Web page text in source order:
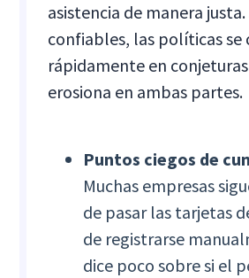
asistencia de manera
confiables, las políticas se
rápidamente en
erosiona en ambas partes.
Puntos ciegos de
Muchas empresas
de pasar las tarjetas
de registrarse
dice poco sobre si el